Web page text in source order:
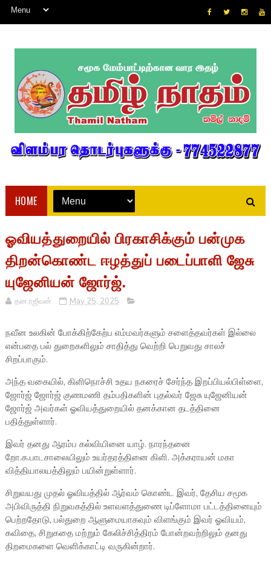
HOME
ஓவியத்துறையில் பிரகாசிக்கும் பன்முக
திறன்கொண்ட ஈழத்துப் படைப்பாளி ஜேசு
யுஜேனியன் ஜோர்ஜ்.
தன.ரஜீவன் May 25, 2025
நவீன உலகின் போக்கிற்கேற்ப எம்மவர்களும் சளைத்தவர்கள் இல்லை
என்பதை பல் துறைகளிலும் சாதித்து வெற்றி பெறுவது சாலச்
சிறப்பாகும்.
அந்த வகையில், கிளிநொச்சி உதய நகரைச் சேர்ந்த இறப்பியல்பிள்ளை,
ஜோர்ஜ் ஜோர்ஜ் குணமணி தம்பதிகளின் புதல்வர் ஜேசு யுஜேனியன்
ஜோர்ஜ் அவர்கள் ஓவியத்துறையில் தனக்கான தடத்தினை
பதித்துள்ளார்.
இவர் தனது ஆரம்ப கல்வியினை யாழ். நாரந்தனை
றோ.க.பாடசாலையிலும் உயர்தரத்தினை கிளி. அக்கராயன் மகா
வித்தியாலயத்திலும் பயின்றுள்ளார்.
சிறுவயது முதல் ஓவியத்தில் ஆர்வம் கொண்ட இவர், தேசிய சமூக
அபிவிருத்தி நிறுவகத்தில் உளவளத்துணை டிப்ளோமா பட்டத்தினையும்
பெற்றதோடு, பல்துறை ஆளுமையாகவும் விளங்கும் இவர் ஓவியம்,
கவிதை, சிறுகதை மற்றும் கேலிச்சித்திரம் போன்றவற்றிலும் தனது
திறமைகளை வெளிக்காட்டி வருகின்றார்.